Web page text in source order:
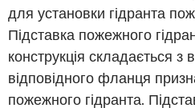
для установки гідранта
Підставка пожежного
конструкція складається з
відповідного фланця
пожежного гідранта.